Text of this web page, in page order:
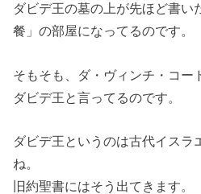
ダビデ王の墓の上が先ほど書い
餐」の部屋になってるのです。
そもそも、ダ・ヴィンチ・コ
ダビデ王と言ってるのです。
ダビデ王というのは古代イスラ
ね。
旧約聖書にはそう出てきます。